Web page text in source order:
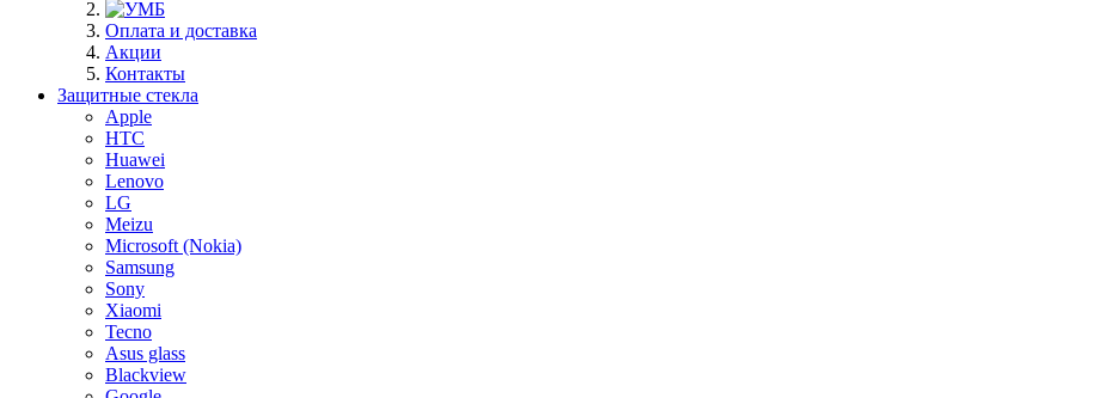
Оплата и доставка
Акции
Контакты
Защитные стекла
Apple
HTC
Huawei
Lenovo
LG
Meizu
Microsoft (Nokia)
Samsung
Sony
Xiaomi
Tecno
Asus glass
Blackview